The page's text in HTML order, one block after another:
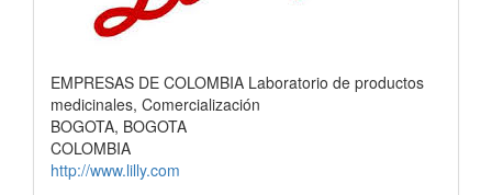
EMPRESAS DE COLOMBIA Laboratorio de productos
medicinales, Comercialización
BOGOTA, BOGOTA
COLOMBIA
http://www.lilly.com